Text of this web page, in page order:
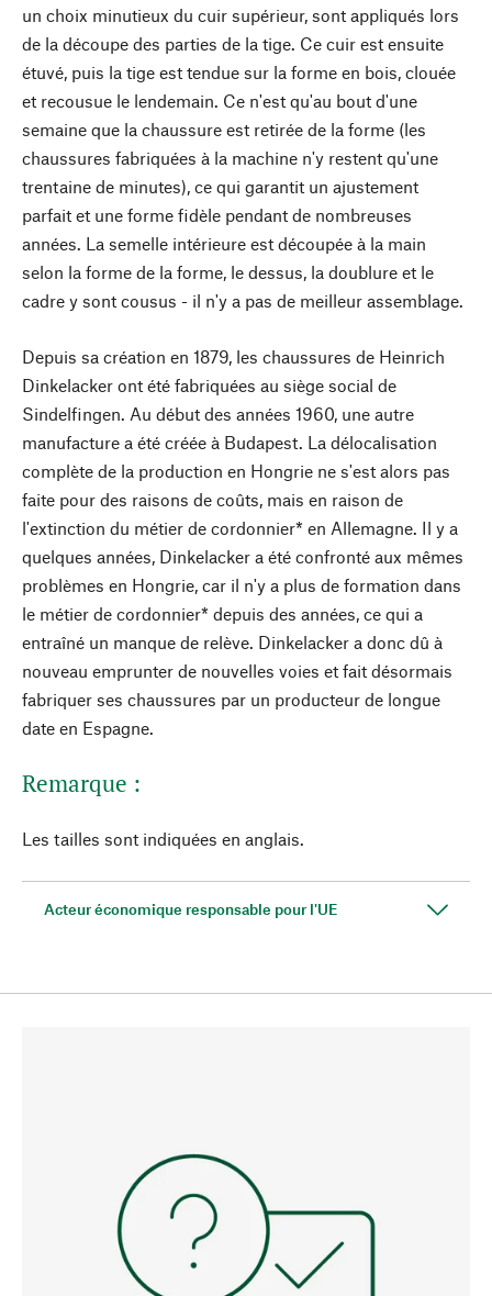
un choix minutieux du cuir supérieur, sont appliqués lors
de la découpe des parties de la tige. Ce cuir est ensuite
étuvé, puis la tige est tendue sur la forme en bois, clouée
et recousue le lendemain. Ce n'est qu'au bout d'une
semaine que la chaussure est retirée de la forme (les
chaussures fabriquées à la machine n'y restent qu'une
trentaine de minutes), ce qui garantit un ajustement
parfait et une forme fidèle pendant de nombreuses
années. La semelle intérieure est découpée à la main
selon la forme de la forme, le dessus, la doublure et le
cadre y sont cousus - il n'y a pas de meilleur assemblage.
Depuis sa création en 1879, les chaussures de Heinrich
Dinkelacker ont été fabriquées au siège social de
Sindelfingen. Au début des années 1960, une autre
manufacture a été créée à Budapest. La délocalisation
complète de la production en Hongrie ne s'est alors pas
faite pour des raisons de coûts, mais en raison de
l'extinction du métier de cordonnier* en Allemagne. Il y a
quelques années, Dinkelacker a été confronté aux mêmes
problèmes en Hongrie, car il n'y a plus de formation dans
le métier de cordonnier* depuis des années, ce qui a
entraîné un manque de relève. Dinkelacker a donc dû à
nouveau emprunter de nouvelles voies et fait désormais
fabriquer ses chaussures par un producteur de longue
date en Espagne.
Remarque :
Les tailles sont indiquées en anglais.
Acteur économique responsable pour l'UE